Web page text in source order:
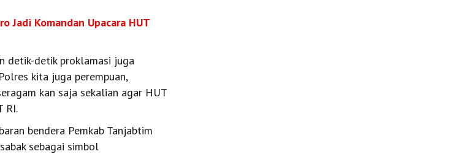
Jadi Komandan Upacara HUT
detik-detik proklamasi juga
kita juga perempuan,
kan saja sekalian agar HUT
RI.
bendera Pemkab Tanjabtim
sebagai simbol